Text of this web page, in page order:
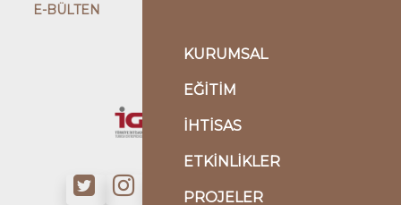
KURUMSAL
EĞİTİM
İHTİSAS
ETKİNLİKLER
PROJELER
E-BÜLTEN
KARDEŞ KURULUŞLAR